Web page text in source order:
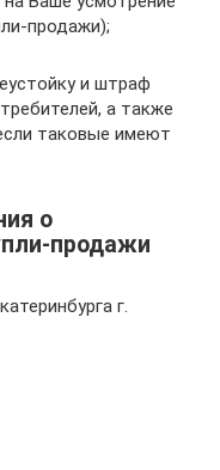
продажи);
и штраф
а также
таковые имеют
о
продажи
г.